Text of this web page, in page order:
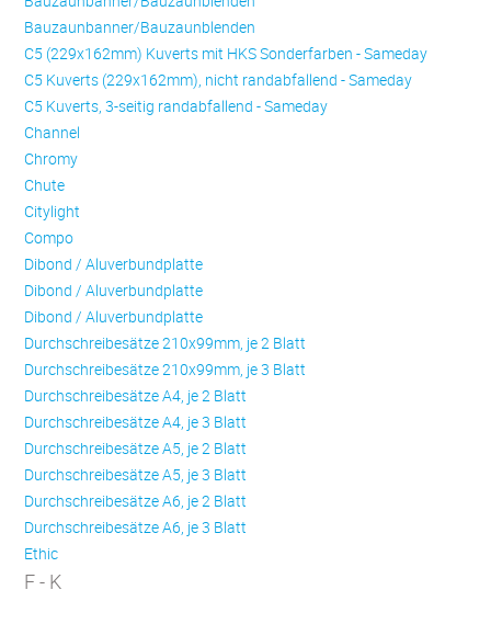
Bauzaunbanner/Bauzaunblenden
C5 (229x162mm) Kuverts mit HKS Sonderfarben - Sameday
C5 Kuverts (229x162mm), nicht randabfallend - Sameday
C5 Kuverts, 3-seitig randabfallend - Sameday
Channel
Chromy
Chute
Citylight
Compo
Dibond / Aluverbundplatte
Dibond / Aluverbundplatte
Dibond / Aluverbundplatte
Durchschreibesätze 210x99mm, je 2 Blatt
Durchschreibesätze 210x99mm, je 3 Blatt
Durchschreibesätze A4, je 2 Blatt
Durchschreibesätze A4, je 3 Blatt
Durchschreibesätze A5, je 2 Blatt
Durchschreibesätze A5, je 3 Blatt
Durchschreibesätze A6, je 2 Blatt
Durchschreibesätze A6, je 3 Blatt
Ethic
F - K